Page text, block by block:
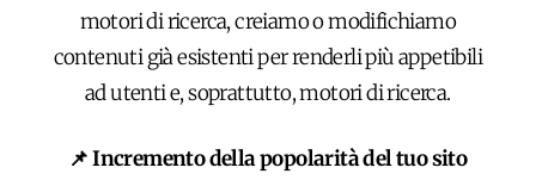
motori di ricerca, creiamo o modifichiamo
contenuti già esistenti per renderli più appetibili
ad utenti e, soprattutto, motori di ricerca.
📌 Incremento della popolarità del tuo sito